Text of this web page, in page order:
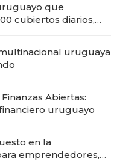
que
cubiertos diarios,
uruguaya
Abiertas:
uruguayo
en la
emprendedores,